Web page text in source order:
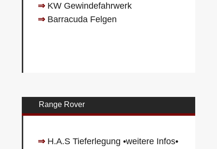
⇒KW Gewindefahrwerk
⇒Barracuda Felgen
Range Rover
⇒H.A.S Tieferlegung •weitere Infos•